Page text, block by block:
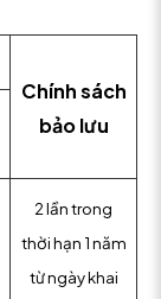
Chính sách
bảo lưu
2 lần trong
thời hạn 1 năm
từ ngày khai